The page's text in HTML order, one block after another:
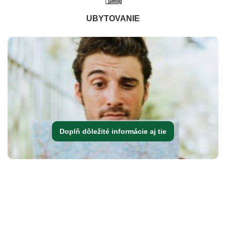
UBYTOVANIE
Doplň dôležité informácie aj tie